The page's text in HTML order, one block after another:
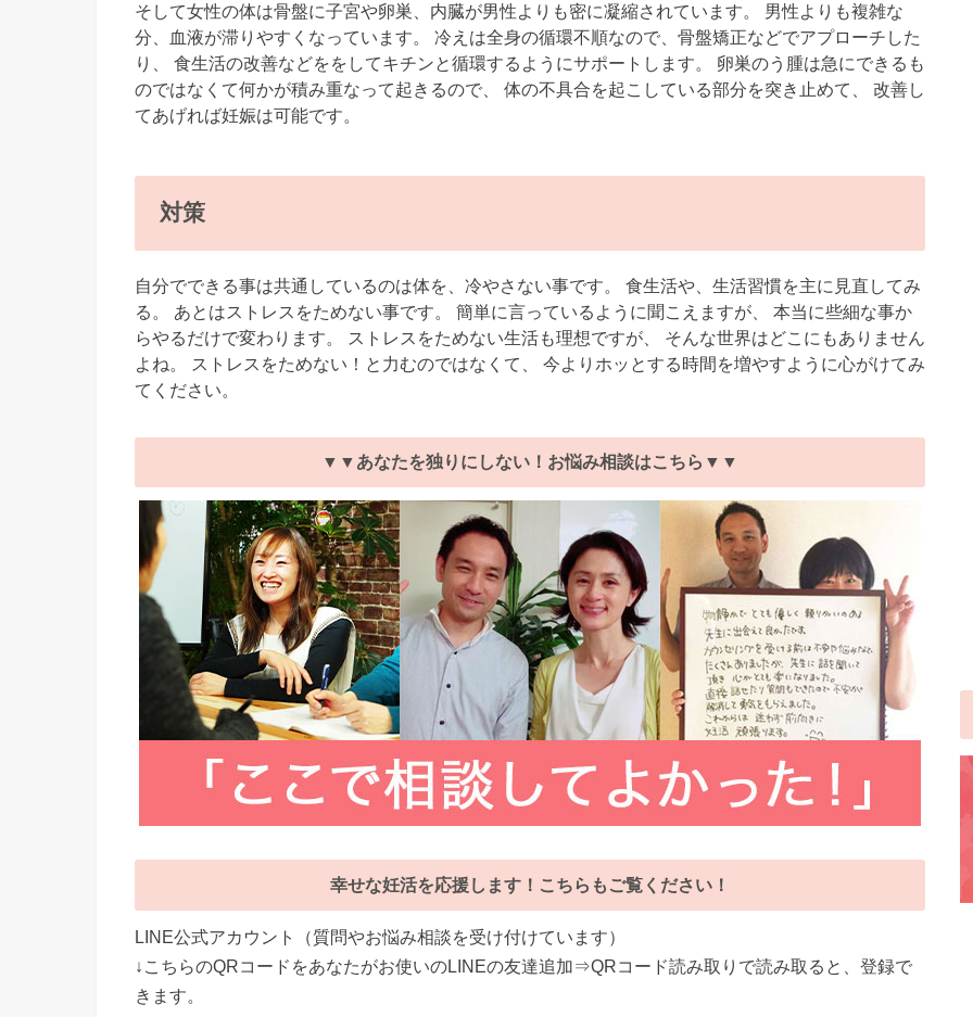
そして女性の体は骨盤に子宮や卵巣、内臓が男性よりも密に凝縮されています。 男性よりも複雑な
分、血液が滞りやすくなっています。 冷えは全身の循環不順なので、骨盤矯正などでアプローチした
り、 食生活の改善などををしてキチンと循環するようにサポートします。 卵巣のう腫は急にできるも
のではなくて何かが積み重なって起きるので、 体の不具合を起こしている部分を突き止めて、 改善し
てあげれば妊娠は可能です。
対策
自分でできる事は共通しているのは体を、冷やさない事です。 食生活や、生活習慣を主に見直してみ
る。 あとはストレスをためない事です。 簡単に言っているように聞こえますが、 本当に些細な事か
らやるだけで変わります。 ストレスをためない生活も理想ですが、 そんな世界はどこにもありません
よね。 ストレスをためない！と力むのではなくて、 今よりホッとする時間を増やすように心がけてみ
てください。
▼▼あなたを独りにしない！お悩み相談はこちら▼▼
幸せな妊活を応援します！こちらもご覧ください！
LINE公式アカウント（質問やお悩み相談を受け付けています）
↓こちらのQRコードをあなたがお使いのLINEの友達追加⇒QRコード読み取りで読み取ると、登録で
きます。